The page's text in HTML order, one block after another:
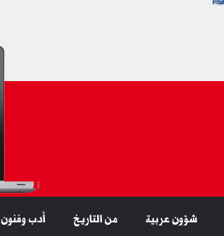
شؤون عربية من التاريخ أدب وفنون